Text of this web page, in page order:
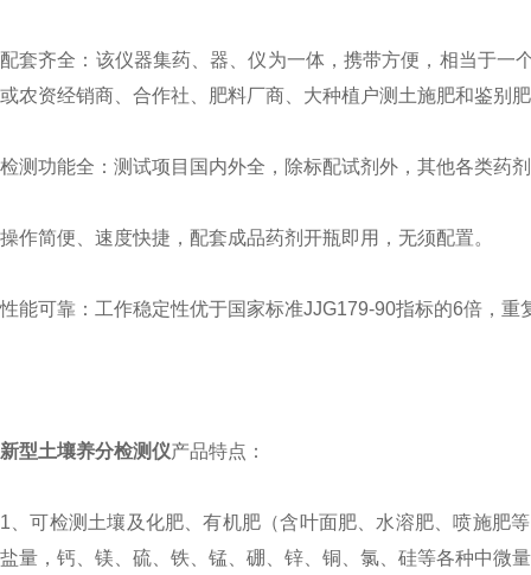
配套齐全：该仪器集药、器、仪为一体，携带方便，相当于
或农资经销商、合作社、肥料厂商、大种植户测土施肥和鉴别
检测功能全：测试项目国内外全，除标配试剂外，其他各类药
操作简便、速度快捷，配套成品药剂开瓶即用，无须配置。
性能可靠：工作稳定性优于国家标准JJG179-90指标的6倍，
新型土壤养分检测仪产品特点：
1、可检测土壤及化肥、有机肥（含叶面肥、水溶肥、喷施肥
盐量，钙、镁、硫、铁、锰、硼、锌、铜、氯、硅等各种中微